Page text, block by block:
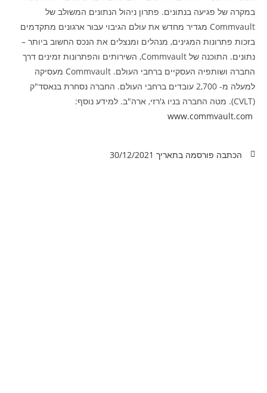
במקרה של פגיעה בנתונים. פתרון ניהול הנתונים המשולב של
Commvault מגדיר מחדש את עולם הגיבוי עבור ארגונים מתקדמים
בזכות פתרונות המגינים, מנהלים ומנצלים את הנכס החשוב ביותר –
נתונים. התוכנה של Commvault, השירותים והפתרונות זמינים דרך
החברה ושותפיה העסקיים ברחבי העולם. Commvault מעסיקה
למעלה מ- 2,700 עובדים ברחבי העולם. החברה נסחרת בנאסד"ק
(CVLT). מטה החברה בניו ג'רזי, ארה"ב. למידע נוסף:
www.commvault.com
הכתבה פורסמה בתאריך 30/12/2021